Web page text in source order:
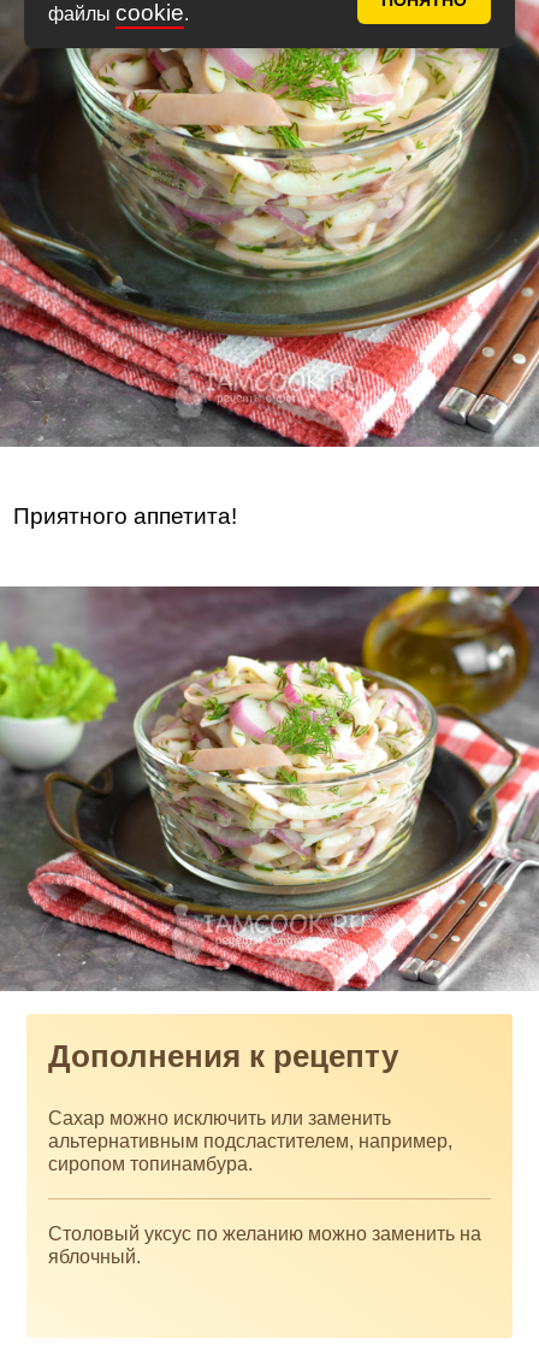
файлы cookie.
Приятного аппетита!
Дополнения к рецепту
Сахар можно исключить или заменить
альтернативным подсластителем, например,
сиропом топинамбура.
Столовый уксус по желанию можно заменить на
яблочный.